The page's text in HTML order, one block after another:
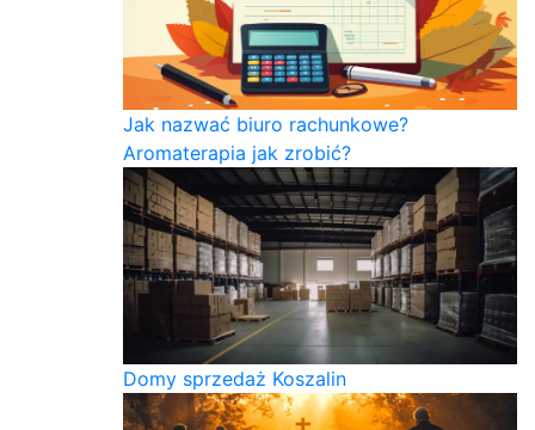
Jak nazwać biuro rachunkowe?
Aromaterapia jak zrobić?
Domy sprzedaż Koszalin